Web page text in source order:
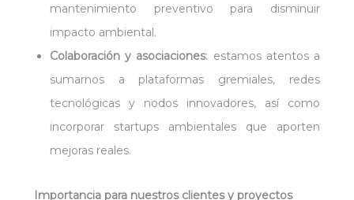
mantenimiento preventivo para disminuir
impacto ambiental.
Colaboración y asociaciones: estamos atentos a
sumarnos a plataformas gremiales, redes
tecnológicas y nodos innovadores, así como
incorporar startups ambientales que aporten
mejoras reales.
Importancia para nuestros clientes y proyectos